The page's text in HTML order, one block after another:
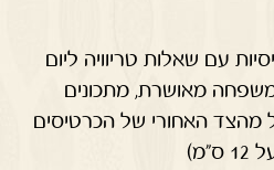
24 כרטיסיות עם שאלות טריוויה ליום
טיפים למשפחה מאושרת, מתכונים
מהצד האחורי של הכרטיסים